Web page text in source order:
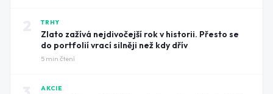
TRHY
Zlato zažívá nejdivočejší rok v historii. Přesto se
do portfolií vrací silněji než kdy dřív
5 min čtení
AKCIE